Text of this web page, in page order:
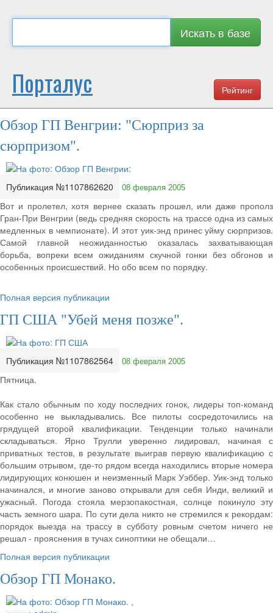
Искать в базе
Рейтинг
Порталус
Обзор ГП Венгрии: "Сюрприз за
сюрпризом".
Публикация №1107862620 08 февраля 2005
Вот и пролетел, хотя вернее сказать прошел, или даже прополз
Гран-При Венгрии (ведь средняя скорость на трассе одна из самых
медленных в чемпионате). И этот уик-энд принес уйму сюрпризов.
Самой главной неожиданностью оказалась захватывающая
борьба, вопреки всем ожиданиям скучной гонки без обгонов и
особенных происшествий. Но обо всем по порядку.
Полная версия публикации
ГП США "Убей меня позже".
Публикация №1107862564 08 февраля 2005
Пятница.
Как стало обычным по ходу последних гонок, лидеры топ-команд
особенно не выкладывались. Все пилоты сосредоточились на
грядущей второй квалификации. Тенденции только начинали
складываться. Ярно Трулли уверенно лидировал, начиная с
приватных тестов, в результате выиграв первую квалификацию с
большим отрывом, где-то рядом всегда находились вторые номера
лидирующих конюшен и неизменный Марк Уэббер. Уик-энд только
начинался, и многие заново открывали для себя Инди, великий и
ужасный. Погода стояла мерзопакостная, солнце покинуло эту
часть земного шара. По сути дела никто не стремился к рекордам:
порядок выезда на трассу в субботу ровным счетом ничего не
решал - прояснения в тучах синоптики не обещали…
Полная версия публикации
Обзор ГП Монако.